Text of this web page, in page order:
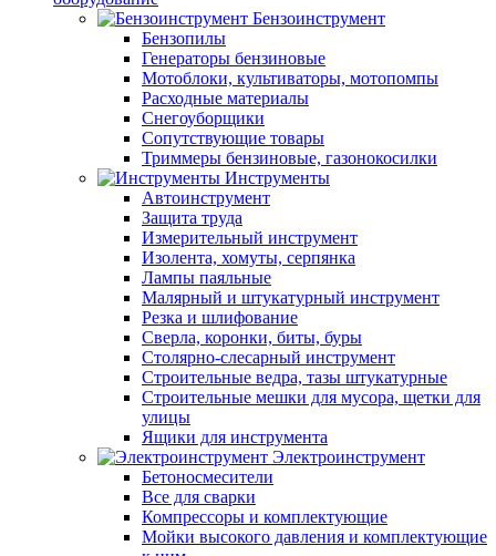
Бензоинструмент
Бензопилы
Генераторы бензиновые
Мотоблоки, культиваторы, мотопомпы
Расходные материалы
Снегоуборщики
Сопутствующие товары
Триммеры бензиновые, газонокосилки
Инструменты
Автоинструмент
Защита труда
Измерительный инструмент
Изолента, хомуты, серпянка
Лампы паяльные
Малярный и штукатурный инструмент
Резка и шлифование
Сверла, коронки, биты, буры
Столярно-слесарный инструмент
Строительные ведра, тазы штукатурные
Строительные мешки для мусора, щетки для
улицы
Ящики для инструмента
Электроинструмент
Бетоносмесители
Все для сварки
Компрессоры и комплектующие
Мойки высокого давления и комплектующие